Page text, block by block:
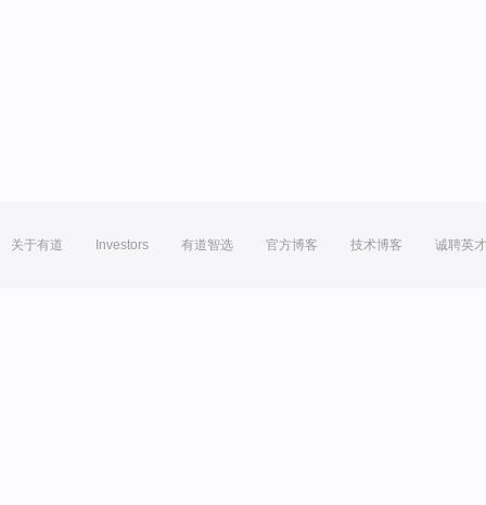
关于有道 Investors 有道智选 官方博客 技术博客 诚聘英才